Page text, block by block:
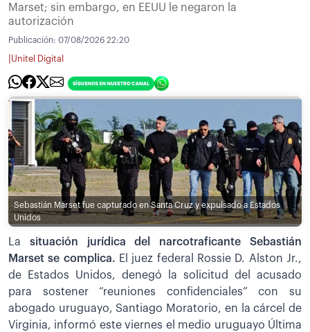
Marset; sin embargo, en EEUU le negaron la
autorización
Publicación: 07/08/2026 22:20
Unitel Digital
Sebastián Marset fue capturado en Santa Cruz y expulsado a Estados
Unidos
La situación jurídica del narcotraficante Sebastián
Marset se complica. El juez federal Rossie D. Alston Jr.,
de Estados Unidos, denegó la solicitud del acusado
para sostener “reuniones confidenciales” con su
abogado uruguayo, Santiago Moratorio, en la cárcel de
Virginia, informó este viernes el medio uruguayo Última